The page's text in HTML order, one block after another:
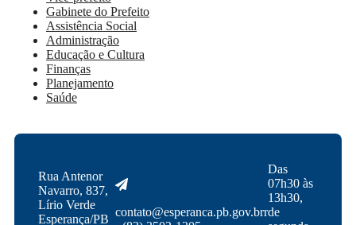
Gabinete do Prefeito
Assistência Social
Administração
Educação e Cultura
Finanças
Planejamento
Saúde
Rua Antenor
Navarro, 837,
Lírio Verde
Esperança/PB
contato@esperanca.pb.gov.brr
Das
07h30 às
13h30,
de